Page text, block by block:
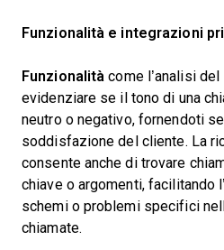
Funzionalità e integrazioni
Funzionalità come l’analisi
evidenziare se il tono di una
neutro o negativo, fornendoti
soddisfazione del cliente. La
consente anche di trovare
chiave o argomenti, facilitando
schemi o problemi specifici
chiamate.